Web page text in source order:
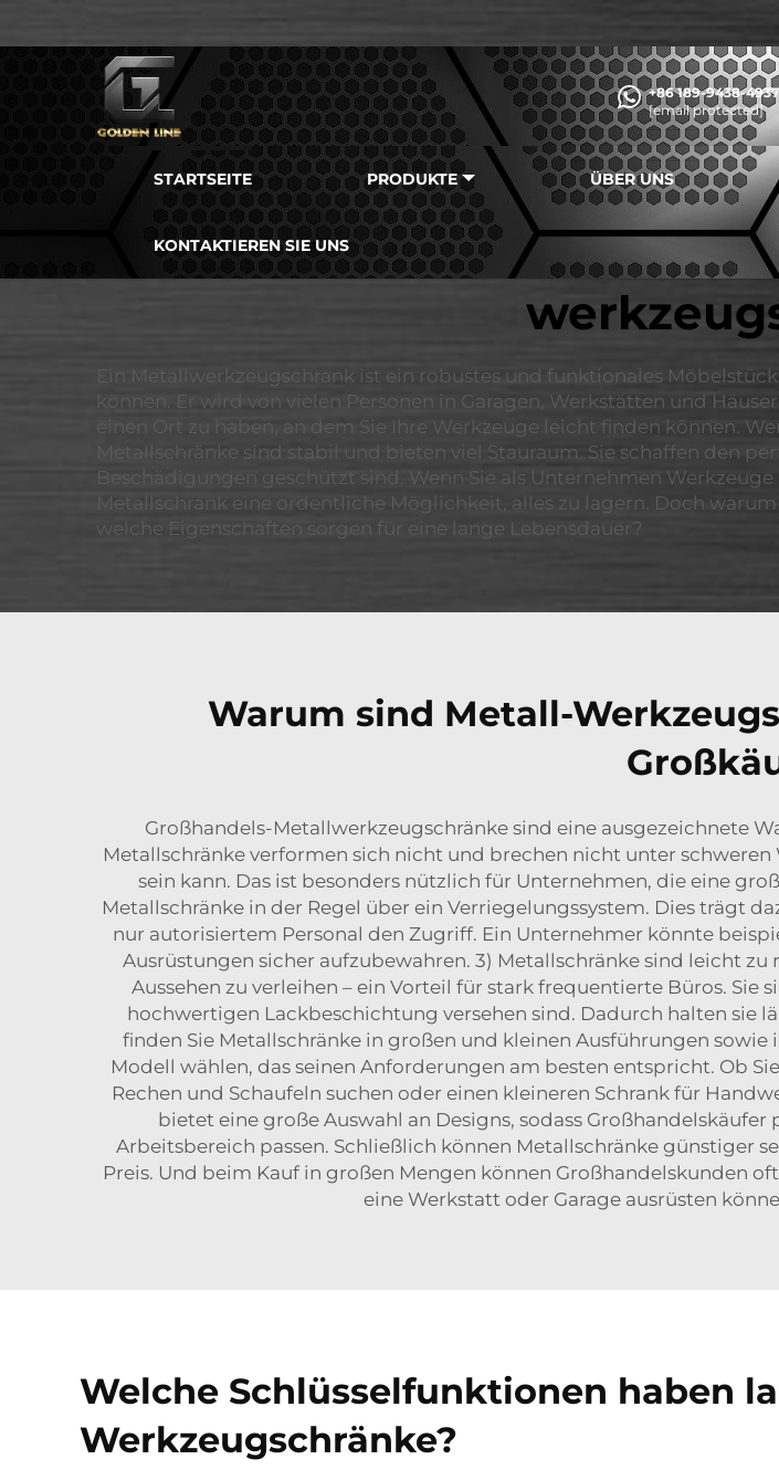
+86 189-9438-4937
[email protected]
STARTSEITE PRODUKTE ÜBER UNS
KONTAKTIEREN SIE UNS
Ein Metallwerkzeugschrank ist ein robustes und funktionales
können. Er wird von vielen Personen in Garagen, Werkstätten und
einen Ort zu haben, an dem Sie Ihre Werkzeuge leicht finden können.
Metallschränke sind stabil und bieten viel Stauraum. Sie schaffen den
Beschädigungen geschützt sind. Wenn Sie als Unternehmen
Metallschrank eine ordentliche Möglichkeit, alles zu lagern. Doch
welche Eigenschaften sorgen für eine lange Lebensdauer?
Warum sind Metall-
Großhandels-Metallwerkzeugschränke sind eine ausgezeichnete
Metallschränke verformen sich nicht und brechen nicht unter
sein kann. Das ist besonders nützlich für Unternehmen, die eine
Metallschränke in der Regel über ein Verriegelungssystem. Dies trägt
nur autorisiertem Personal den Zugriff. Ein Unternehmer könnte
Ausrüstungen sicher aufzubewahren. 3) Metallschränke sind leicht
Aussehen zu verleihen – ein Vorteil für stark frequentierte Büros.
hochwertigen Lackbeschichtung versehen sind. Dadurch halten sie
finden Sie Metallschränke in großen und kleinen Ausführungen
Modell wählen, das seinen Anforderungen am besten entspricht. Ob
Rechen und Schaufeln suchen oder einen kleineren Schrank für
bietet eine große Auswahl an Designs, sodass
Arbeitsbereich passen. Schließlich können Metallschränke günstiger
Preis. Und beim Kauf in großen Mengen können Großhandelskunden
eine Werkstatt oder Garage ausrüsten
Welche Schlüsselfunktionen haben
Werkzeugschränke?